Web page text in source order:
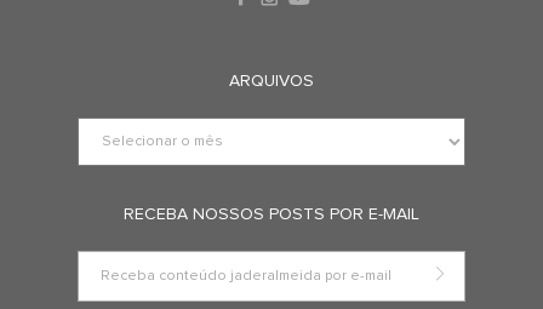
ARQUIVOS
RECEBA NOSSOS POSTS POR E-MAIL